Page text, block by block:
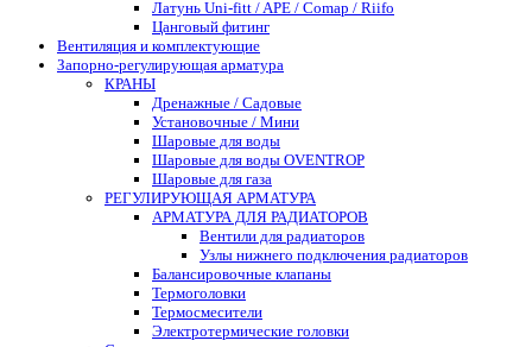
Латунь Uni-fitt / APE / Comap / Riifo
Цанговый фитинг
Вентиляция и комплектующие
Запорно-регулирующая арматура
КРАНЫ
Дренажные / Садовые
Установочные / Мини
Шаровые для воды
Шаровые для воды OVENTROP
Шаровые для газа
РЕГУЛИРУЮЩАЯ АРМАТУРА
АРМАТУРА ДЛЯ РАДИАТОРОВ
Вентили для радиаторов
Узлы нижнего подключения радиаторов
Балансировочные клапаны
Термоголовки
Термосмесители
Электротермические головки